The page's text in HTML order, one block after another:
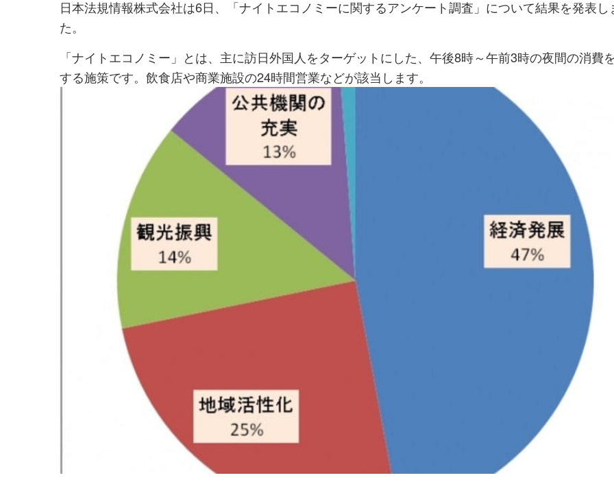
日本法規情報株式会社は6日、「ナイトエコノミーに関するアンケート調査」について結果を発表し
た。
「ナイトエコノミー」とは、主に訪日外国人をターゲットにした、午後8時～午前3時の夜間の消費
する施策です。飲食店や商業施設の24時間営業などが該当します。